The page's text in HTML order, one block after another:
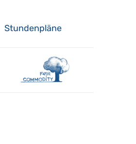
Stundenpläne